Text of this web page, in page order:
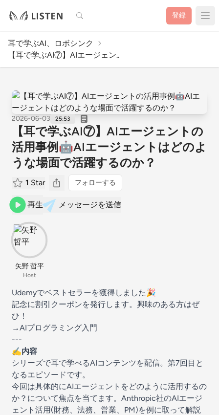
検索 登録
耳で学ぶAI、ロボシンク
【耳で学ぶAI⑦】AIエージェン..
2026-06-03 25:53
【耳で学ぶAI⑦】AIエージェントの
活用事例🤖AIエージェントはどのよ
うな場面で活躍するのか？
1 Star フォローする
再生 メッセージを送信
矢野 哲平
Host
Udemyでベストセラーを獲得しました🎉
記念に割引クーポンを発行します。興味のある方はぜ
ひ！
→AIプログラミング入門
---
✍️内容
シリーズで⁠⁠⁠⁠⁠耳で学べるAIコンテンツ⁠⁠⁠⁠⁠を配信。第7回目と
なるエピソードです。
今回は具体的にAIエージェントをどのように活用するの
か？について焦点を当てます。Anthropic社のAIエージ
ェント活用(財務、法務、営業、PM)を例に取って解説